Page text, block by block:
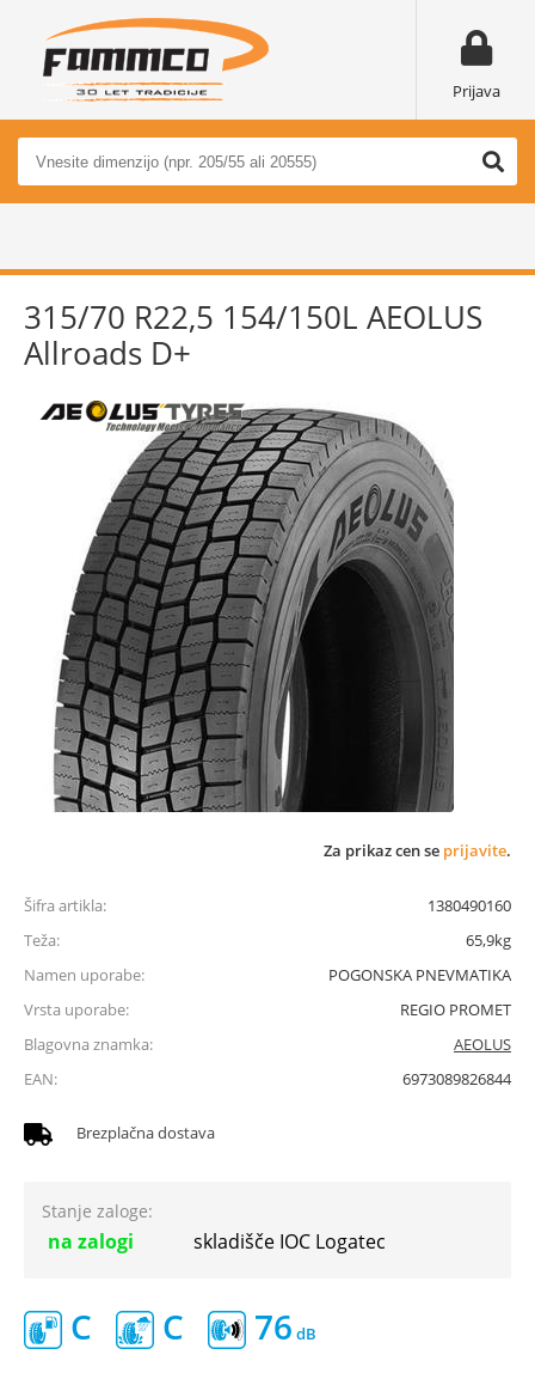
Prijava
315/70 R22,5 154/150L AEOLUS
Allroads D+
Za prikaz cen se prijavite.
Šifra artikla:
1380490160
Teža:
65,9kg
Namen uporabe:
POGONSKA PNEVMATIKA
Vrsta uporabe:
REGIO PROMET
Blagovna znamka:
AEOLUS
EAN:
6973089826844
Brezplačna dostava
Stanje zaloge:
na zalogi skladišče IOC Logatec
C C 76